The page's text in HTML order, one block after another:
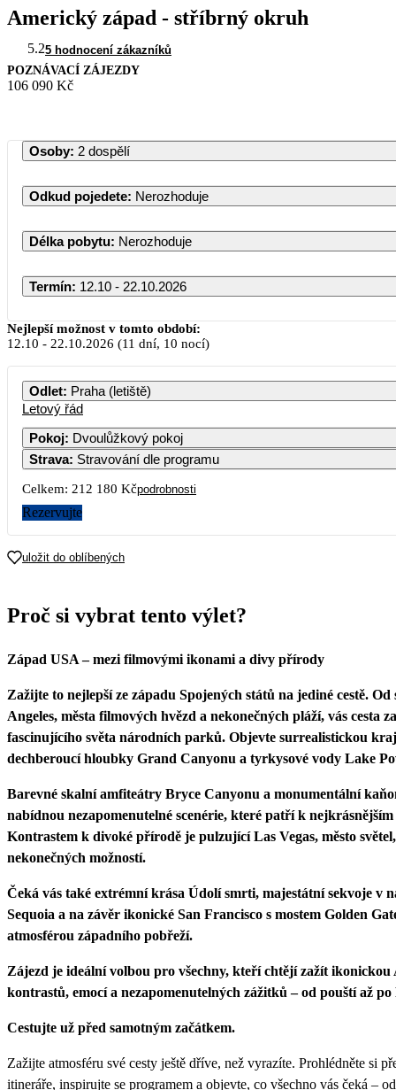
Americký západ - stříbrný okruh
5.25 hodnocení zákazníků
POZNÁVACÍ ZÁJEZDY
106 090 Kč
Osoby: 2 dospělí
Odkud pojedete: Nerozhoduje
Délka pobytu: Nerozhoduje
Termín: 12.10 - 22.10.2026
Říjen 2026
PO ÚT ST ČT PÁ SO NE
5 6
Nejlepší možnost v tomto období:
12.10 - 22.10.2026 (11 dní, 10 nocí)
Odlet: Praha (letiště)
Letový řád
Pokoj: Dvoulůžkový pokoj
Strava: Stravování dle programu
Celkem: 212 180 Kčpodrobnosti
Rezervujte
uložit do oblíbených
Proč si vybrat tento výlet?
Západ USA – mezi filmovými ikonami a divy přírody
Zažijte to nejlepší ze západu Spojených států na jediné cestě. Od
Angeles, města filmových hvězd a nekonečných pláží, vás cesta
fascinujícího světa národních parků. Objevte surrealistickou
dechberoucí hloubky Grand Canyonu a tyrkysové vody Lake
Barevné skalní amfiteátry Bryce Canyonu a monumentální
nabídnou nezapomenutelné scenérie, které patří k
Kontrastem k divoké přírodě je pulzující Las Vegas, město
nekonečných možností.
Čeká vás také extrémní krása Údolí smrti, majestátní sekvoje v
Sequoia a na závěr ikonické San Francisco s mostem Golden
atmosférou západního pobřeží.
Zájezd je ideální volbou pro všechny, kteří chtějí zažít
kontrastů, emocí a nezapomenutelných zážitků – od pouští až
Cestujte už před samotným začátkem.
Zažijte atmosféru své cesty ještě dříve, než vyrazíte. Prohlédněte si
itineráře, inspirujte se programem a objevte, co všechno vás čeká –